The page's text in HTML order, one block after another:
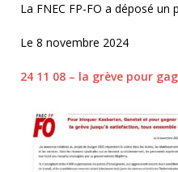
La FNEC FP-FO a déposé
Le 8 novembre 2024
24 11 08 – la grève pour